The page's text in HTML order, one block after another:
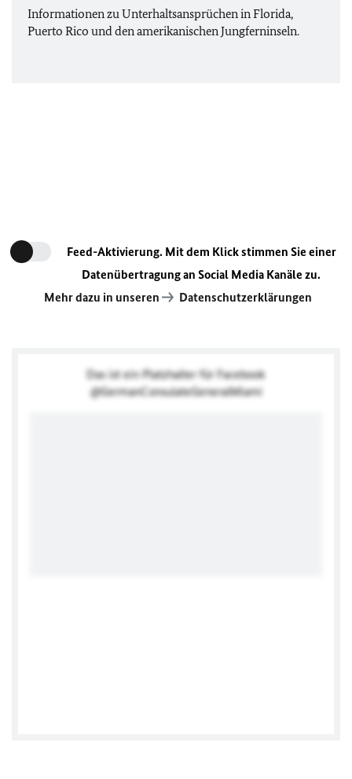
Informationen zu Unterhaltsansprüchen in Florida,
Puerto Rico und den amerikanischen Jungferninseln.
Feed-Aktivierung. Mit dem Klick stimmen Sie einer
Datenübertragung an Social Media Kanäle zu.
Mehr dazu in unseren
Datenschutzerklärungen
Das ist ein Platzhalter für Facebook
@GermanConsulateGeneralMiami